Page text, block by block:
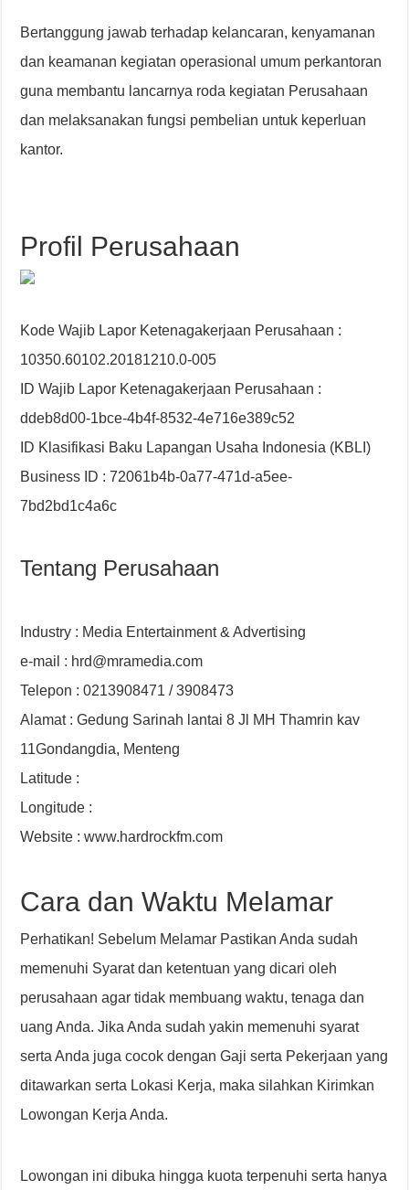
Bertanggung jawab terhadap kelancaran, kenyamanan
dan keamanan kegiatan operasional umum perkantoran
guna membantu lancarnya roda kegiatan Perusahaan
dan melaksanakan fungsi pembelian untuk keperluan
kantor.
Profil Perusahaan
Kode Wajib Lapor Ketenagakerjaan Perusahaan :
10350.60102.20181210.0-005
ID Wajib Lapor Ketenagakerjaan Perusahaan :
ddeb8d00-1bce-4b4f-8532-4e716e389c52
ID Klasifikasi Baku Lapangan Usaha Indonesia (KBLI)
Business ID : 72061b4b-0a77-471d-a5ee-
7bd2bd1c4a6c
Tentang Perusahaan
Industry : Media Entertainment & Advertising
e-mail : hrd@mramedia.com
Telepon : 0213908471 / 3908473
Alamat : Gedung Sarinah lantai 8 Jl MH Thamrin kav
11Gondangdia, Menteng
Latitude :
Longitude :
Website : www.hardrockfm.com
Cara dan Waktu Melamar
Perhatikan! Sebelum Melamar Pastikan Anda sudah
memenuhi Syarat dan ketentuan yang dicari oleh
perusahaan agar tidak membuang waktu, tenaga dan
uang Anda. Jika Anda sudah yakin memenuhi syarat
serta Anda juga cocok dengan Gaji serta Pekerjaan yang
ditawarkan serta Lokasi Kerja, maka silahkan Kirimkan
Lowongan Kerja Anda.
Lowongan ini dibuka hingga kuota terpenuhi serta hanya